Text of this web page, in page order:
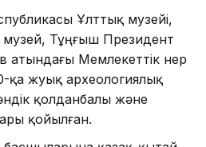
Ұлттық музейі,
музей, Тұңғыш Президент
атындағы Мемлекеттік өнер
қа жуық археологиялық
қолданбалы және
қойылған.